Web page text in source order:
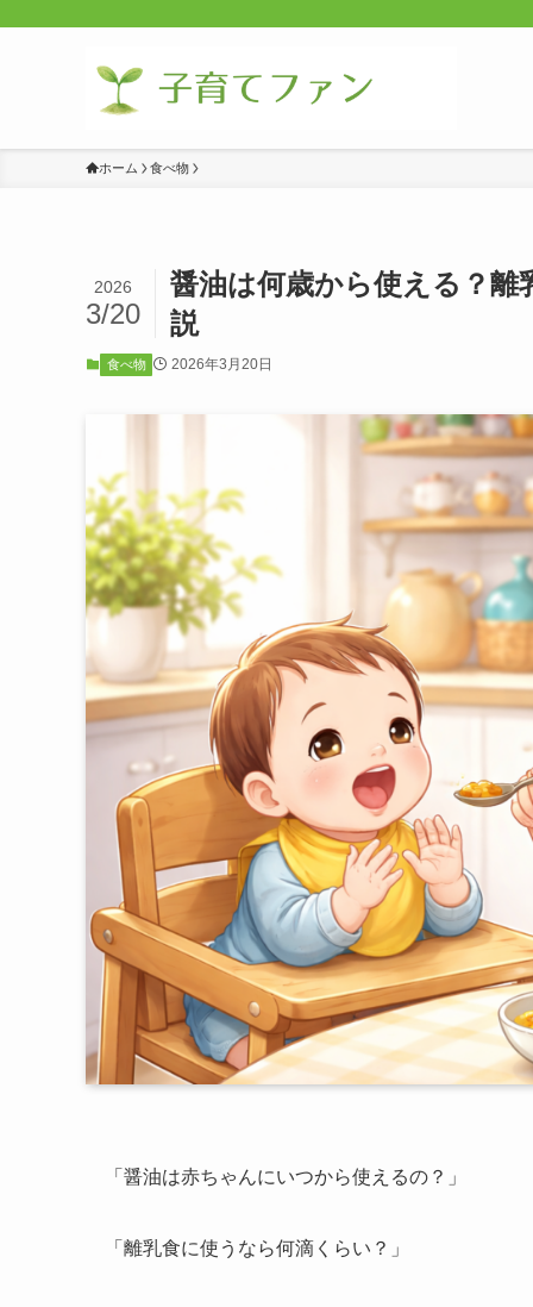
ホーム 食べ物
醤油は何歳から使える？離
説
2026
3/20
食べ物 2026年3月20日
「醤油は赤ちゃんにいつから使えるの？」
「離乳食に使うなら何滴くらい？」